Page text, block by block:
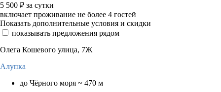
5 500 ₽ за сутки
включает проживание не более 4 гостей
Показать дополнительные условия и скидки
показывать предложения рядом
Олега Кошевого улица, 7Ж
Алупка
до Чёрного моря ~ 470 м